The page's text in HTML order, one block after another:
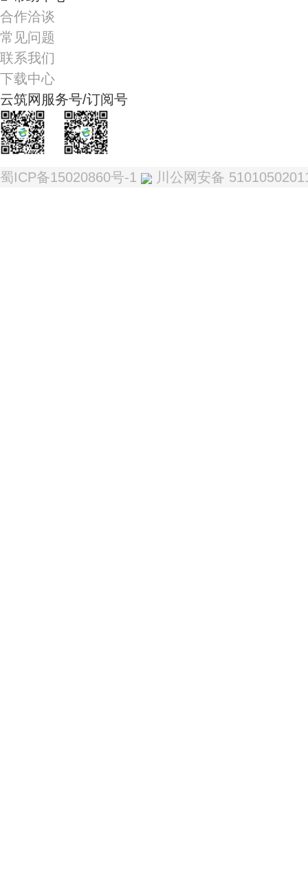
合作洽谈
常见问题
联系我们
下载中心
云筑网服务号/订阅号
蜀ICP备15020860号-1 川公网安备